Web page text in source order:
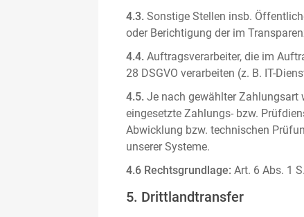
4.3. Sonstige Stellen insb.
oder Berichtigung der im
4.4. Auftragsverarbeiter, die im
28 DSGVO verarbeiten (z. B. IT-
4.5. Je nach gewählter Zahlungsart
eingesetzte Zahlungs- bzw.
Abwicklung bzw. technischen
unserer Systeme.
4.6 Rechtsgrundlage: Art. 6 Abs. 1
5. Drittlandtransfer